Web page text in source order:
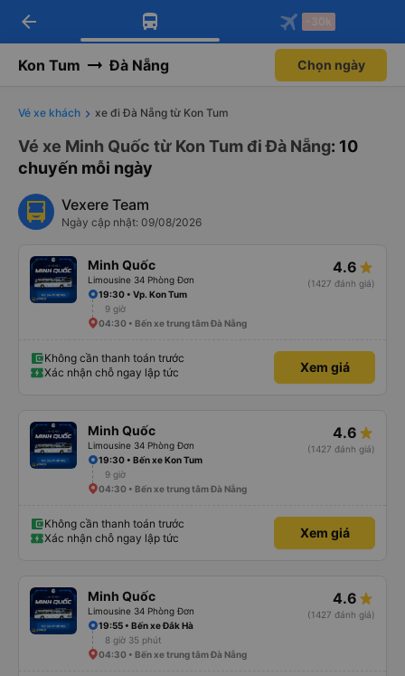
Tải app Vexere ngay!
Nhận ưu đãi thành viên độc
Mở app
Tải app Vexere
-30k/ghế khi đặt vé máy bay qua
Mở app
arrow_back -30k
Kon Tum Đà Nẵng Chọn ngày
Vé xe khách xe đi Đà Nẵng từ Kon Tum
Vé xe Minh Quốc từ Kon Tum đi Đà Nẵng: 10
chuyến mỗi ngày
Vexere Team
Ngày cập nhật: 09/08/2026
Minh Quốc
Limousine 34 Phòng Đơn
4.6
(1427 đánh giá)
19:30 • Vp. Kon Tum
9 giờ
04:30 • Bến xe trung tâm Đà Nẵng
Không cần thanh toán trước
Xác nhận chỗ ngay lập tức
Xem giá
Minh Quốc
Limousine 34 Phòng Đơn
4.6
(1427 đánh giá)
19:30 • Bến xe Kon Tum
9 giờ
04:30 • Bến xe trung tâm Đà Nẵng
Không cần thanh toán trước
Xác nhận chỗ ngay lập tức
Xem giá
Minh Quốc
Limousine 34 Phòng Đơn
4.6
(1427 đánh giá)
19:55 • Bến xe Đắk Hà
8 giờ 35 phút
04:30 • Bến xe trung tâm Đà Nẵng